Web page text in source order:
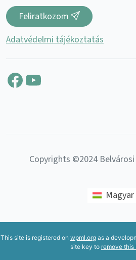
Feliratkozom
Adatvédelmi tájékoztatás
Facebook
YouTube
Copyrights ©2024
Magyar
This site is registered on wpml.org as a
site key to remove this